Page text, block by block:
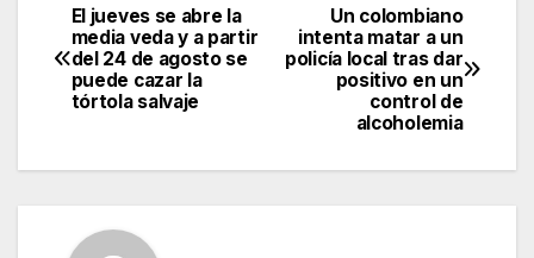
c
e
b
o
itt
er
ail at
s
p
e
gr
m
p
ar
tir
Navegación
de
entradas
Un colombiano
intenta matar a un
policía local tras dar
positivo en un
control de
alcoholemia
El jueves se abre la
media veda y a partir
del 24 de agosto se
puede cazar la
tórtola salvaje